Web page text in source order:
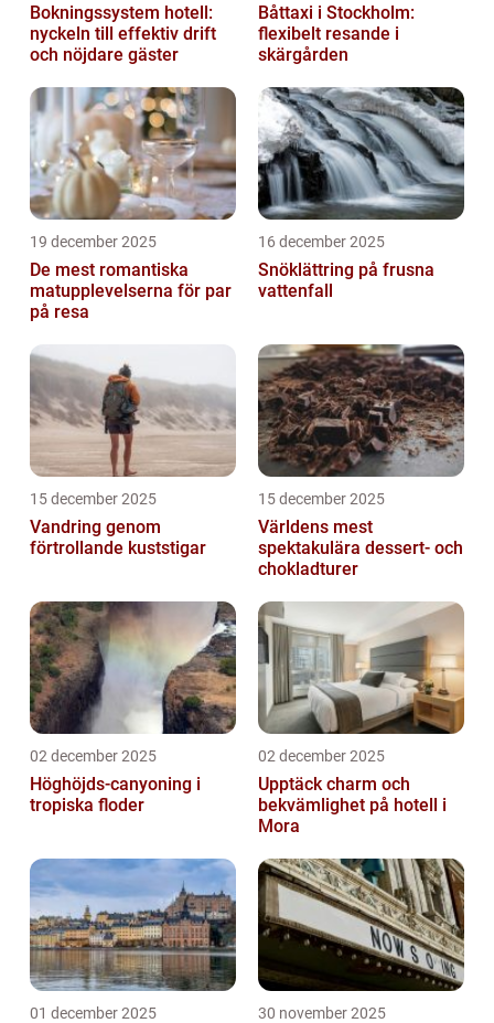
Bokningssystem hotell:
nyckeln till effektiv drift
och nöjdare gäster
Båttaxi i Stockholm:
flexibelt resande i
skärgården
19 december 2025
De mest romantiska
matupplevelserna för par
på resa
16 december 2025
Snöklättring på frusna
vattenfall
15 december 2025
Vandring genom
förtrollande kuststigar
15 december 2025
Världens mest
spektakulära dessert- och
chokladturer
02 december 2025
Höghöjds-canyoning i
tropiska floder
02 december 2025
Upptäck charm och
bekvämlighet på hotell i
Mora
01 december 2025 30 november 2025